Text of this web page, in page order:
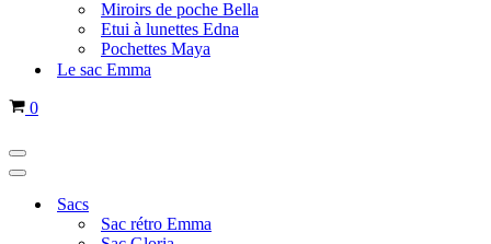
Miroirs de poche Bella
Etui à lunettes Edna
Pochettes Maya
Le sac Emma
Panier
0
Menu
de
Menu
navigation
Sacs
Sac rétro Emma